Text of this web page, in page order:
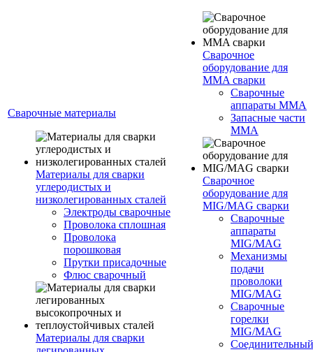
Сварочные материалы
Материалы для сварки
углеродистых и
низколегированных сталей
Электроды сварочные
Проволока сплошная
Проволока
порошковая
Прутки присадочные
Флюс сварочный
Материалы для сварки
Сварочное
оборудование для
MMA сварки
Сварочные
аппараты MMA
Запасные части
MMA
Сварочное
оборудование для
MIG/MAG сварки
Сварочные
аппараты
MIG/MAG
Механизмы
подачи
проволоки
MIG/MAG
Сварочные
горелки
MIG/MAG
Соединительный